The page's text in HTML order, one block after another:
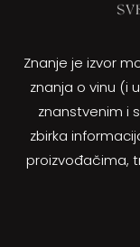
Znanje je izvor
znanja o vinu (i
znanstvenim i
zbirka
proizvođačima,